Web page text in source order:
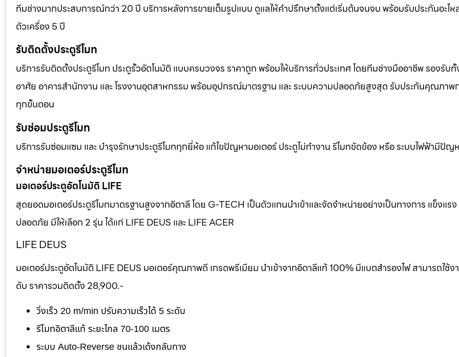
ทีมช่างมากประสบการณ์กว่า 20 ปี บริการหลังการขายเต็มรูปแบบ ดูแลให้คำปรึกษาตั้งแต่เริ่มต้นจนจบ พร้อมรับประกันอะไห
ตัวเครื่อง 5 ปี
รับติดตั้งประตูรีโมท
บริการรับติดตั้งประตูรีโมท ประตูรั้วอัตโนมัติ แบบครบวงจร ราคาถูก พร้อมให้บริการทั่วประเทศ โดยทีมช่างมืออาชีพ รองรับ
อาศัย อาคารสำนักงาน และ โรงงานอุตสาหกรรม พร้อมอุปกรณ์มาตรฐาน และ ระบบความปลอดภัยสูงสุด รับประกันคุณภาพ
ทุกขั้นตอน
รับซ่อมประตูรีโมท
บริการรับซ่อมแซม และ บำรุงรักษาประตูรีโมททุกยี่ห้อ แก้ไขปัญหามอเตอร์ ประตูไม่ทำงาน รีโมทขัดข้อง หรือ ระบบไฟฟ้ามีปัญ
จำหน่ายมอเตอร์ประตูรีโมท
มอเตอร์ประตูอัตโนมัติ LIFE
สุดยอดมอเตอร์ประตูรีโมทมาตรฐานสูงจากอิตาลี โดย G-TECH เป็นตัวแทนนำเข้าและจัดจำหน่ายอย่างเป็นทางการ แข็งแร
ปลอดภัย มีให้เลือก 2 รุ่น ได้แก่ LIFE DEUS และ LIFE ACER
LIFE DEUS
มอเตอร์ประตูอัตโนมัติ LIFE DEUS มอเตอร์คุณภาพดี เกรดพรีเมียม นำเข้าจากอิตาลีแท้ 100% มีแบตสำรองไฟ สามารถใช้ง
ดับ ราคารวมติดตั้ง 28,900.-
วิ่งเร็ว 20 m/min ปรับความเร็วได้ 5 ระดับ
รีโมทอิตาลีแท้ ระยะไกล 70-100 เมตร
ระบบ Auto-Reverse ชนแล้วเด้งกลับทาง